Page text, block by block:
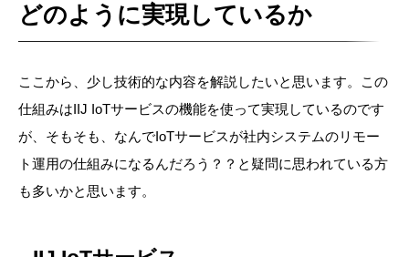
どのように実現しているか
ここから、少し技術的な内容を解説したいと思います。この
仕組みはIIJ IoTサービスの機能を使って実現しているのです
が、そもそも、なんでIoTサービスが社内システムのリモー
ト運用の仕組みになるんだろう？？と疑問に思われている方
も多いかと思います。